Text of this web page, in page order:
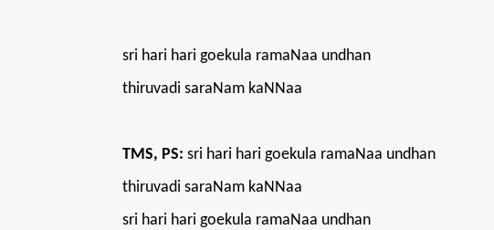
sri hari hari goekula ramaNaa undhan
thiruvadi saraNam kaNNaa
TMS, PS: sri hari hari goekula ramaNaa undhan
thiruvadi saraNam kaNNaa
sri hari hari goekula ramaNaa undhan